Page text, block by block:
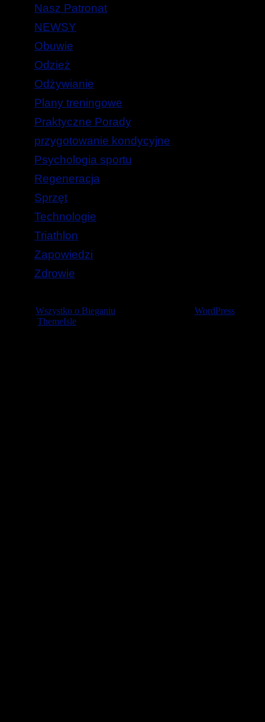
Nasz Patronat
NEWSY
Obuwie
Odzież
Odżywianie
Plany treningowe
Praktyczne Porady
przygotowanie kondycyjne
Psychologia sportu
Regeneracja
Sprzęt
Technologie
Triathlon
Zapowiedzi
Zdrowie
Wszystko o Bieganiu
WordPress
ThemeIsle